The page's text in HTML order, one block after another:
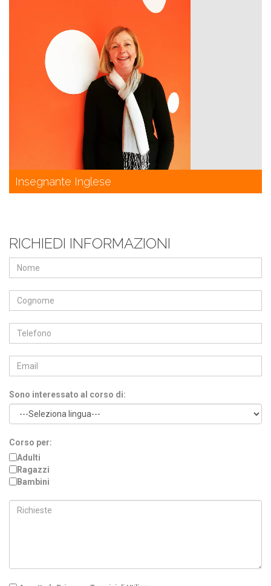
Insegnante Inglese
RICHIEDI INFORMAZIONI
Sono interessato al corso di:
Corso per:
Adulti
Ragazzi
Bambini